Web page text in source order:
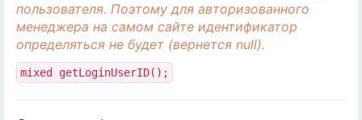
пользователя. Поэтому для авторизованного
менеджера на самом сайте идентификатор
определяться не будет (вернется null).
mixed getLoginUserID();